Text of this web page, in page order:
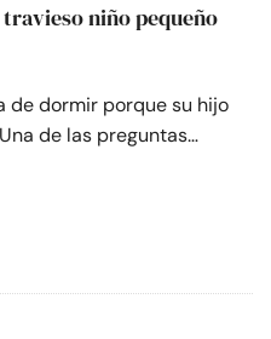
niño pequeño
de dormir porque su hijo
de las preguntas…